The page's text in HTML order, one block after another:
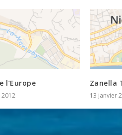
l’Europe Zanella
13 janvier